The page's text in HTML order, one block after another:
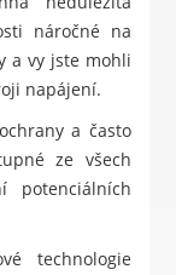
náročné na
a vy jste mohli
napájení.
a často
ze všech
potenciálních
technologie